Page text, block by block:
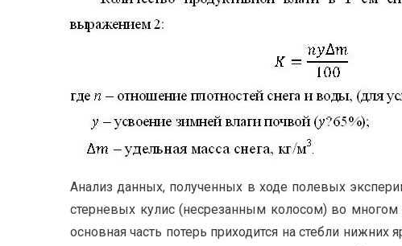
Анализ данных, полученных в ходе полевых
стерневых кулис (несрезанным колосом) во многом
основная часть потерь приходится на стебли